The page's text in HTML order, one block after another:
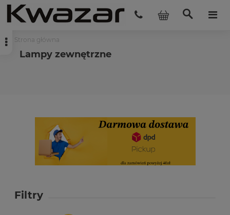
Strona główna
Lampy zewnętrzne
Filtry